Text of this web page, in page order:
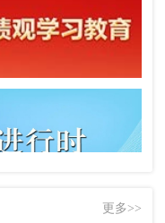
更多>>